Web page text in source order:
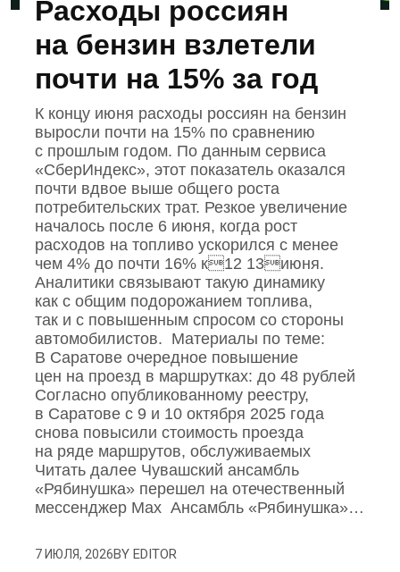
Расходы россиян
на бензин взлетели
почти на 15% за год
К концу июня расходы россиян на бензин
выросли почти на 15% по сравнению
с прошлым годом. По данным сервиса
«СберИндекс», этот показатель оказался
почти вдвое выше общего роста
потребительских трат. Резкое увеличение
началось после 6 июня, когда рост
расходов на топливо ускорился с менее
чем 4% до почти 16% к12 13июня.
Аналитики связывают такую динамику
как с общим подорожанием топлива,
так и с повышенным спросом со стороны
автомобилистов. Материалы по теме:
В Саратове очередное повышение
цен на проезд в маршрутках: до 48 рублей
Согласно опубликованному реестру,
в Саратове с 9 и 10 октября 2025 года
снова повысили стоимость проезда
на ряде маршрутов, обслуживаемых
Читать далее Чувашский ансамбль
«Рябинушка» перешел на отечественный
мессенджер Max Ансамбль «Рябинушка»…
7 ИЮЛЯ, 2026BYEDITOR